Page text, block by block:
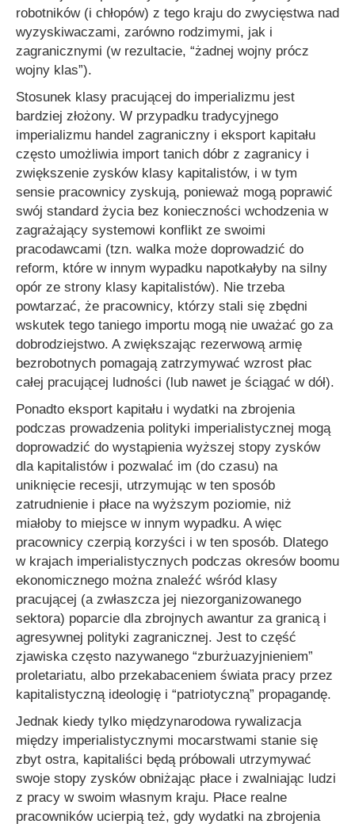
robotników (i chłopów) z tego kraju do zwycięstwa nad
wyzyskiwaczami, zarówno rodzimymi, jak i
zagranicznymi (w rezultacie, “żadnej wojny prócz
wojny klas”).
Stosunek klasy pracującej do imperializmu jest
bardziej złożony. W przypadku tradycyjnego
imperializmu handel zagraniczny i eksport kapitału
często umożliwia import tanich dóbr z zagranicy i
zwiększenie zysków klasy kapitalistów, i w tym
sensie pracownicy zyskują, ponieważ mogą poprawić
swój standard życia bez konieczności wchodzenia w
zagrażający systemowi konflikt ze swoimi
pracodawcami (tzn. walka może doprowadzić do
reform, które w innym wypadku napotkałyby na silny
opór ze strony klasy kapitalistów). Nie trzeba
powtarzać, że pracownicy, którzy stali się zbędni
wskutek tego taniego importu mogą nie uważać go za
dobrodziejstwo. A zwiększając rezerwową armię
bezrobotnych pomagają zatrzymywać wzrost płac
całej pracującej ludności (lub nawet je ściągać w dół).
Ponadto eksport kapitału i wydatki na zbrojenia
podczas prowadzenia polityki imperialistycznej mogą
doprowadzić do wystąpienia wyższej stopy zysków
dla kapitalistów i pozwalać im (do czasu) na
uniknięcie recesji, utrzymując w ten sposób
zatrudnienie i płace na wyższym poziomie, niż
miałoby to miejsce w innym wypadku. A więc
pracownicy czerpią korzyści i w ten sposób. Dlatego
w krajach imperialistycznych podczas okresów boomu
ekonomicznego można znaleźć wśród klasy
pracującej (a zwłaszcza jej niezorganizowanego
sektora) poparcie dla zbrojnych awantur za granicą i
agresywnej polityki zagranicznej. Jest to część
zjawiska często nazywanego “zburżuazyjnieniem”
proletariatu, albo przekabaceniem świata pracy przez
kapitalistyczną ideologię i “patriotyczną” propagandę.
Jednak kiedy tylko międzynarodowa rywalizacja
między imperialistycznymi mocarstwami stanie się
zbyt ostra, kapitaliści będą próbowali utrzymywać
swoje stopy zysków obniżając płace i zwalniając ludzi
z pracy w swoim własnym kraju. Płace realne
pracowników ucierpią też, gdy wydatki na zbrojenia